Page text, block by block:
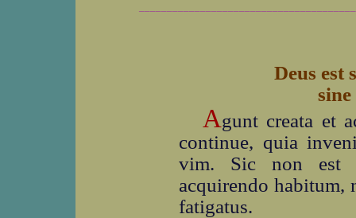
Deus est
Agunt creata et
continue, quia
vim. Sic non est
acquirendo habitum,
fatigatus.